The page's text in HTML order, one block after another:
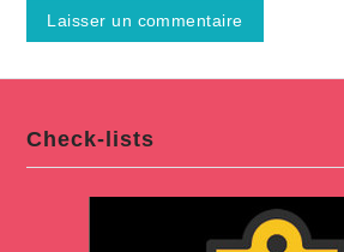
Check-lists